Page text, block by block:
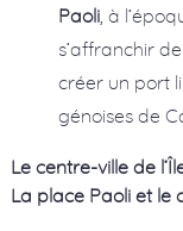
Paoli, à
s’affranchir
créer un port
génoises de
Le centre-ville de
La place Paoli et